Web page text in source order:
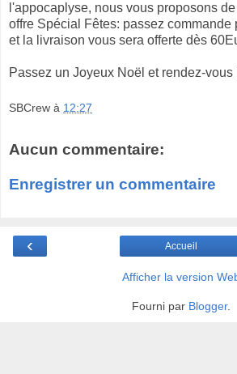
l'appocaplyse, nous vous proposons
offre Spécial Fêtes: passez commande
et la livraison vous sera offerte dès
Passez un Joyeux Noël et rendez-
SBCrew à 12:27
Aucun commentaire:
Enregistrer un commentaire
‹ Accueil
Afficher la version
Fourni par Blogger.